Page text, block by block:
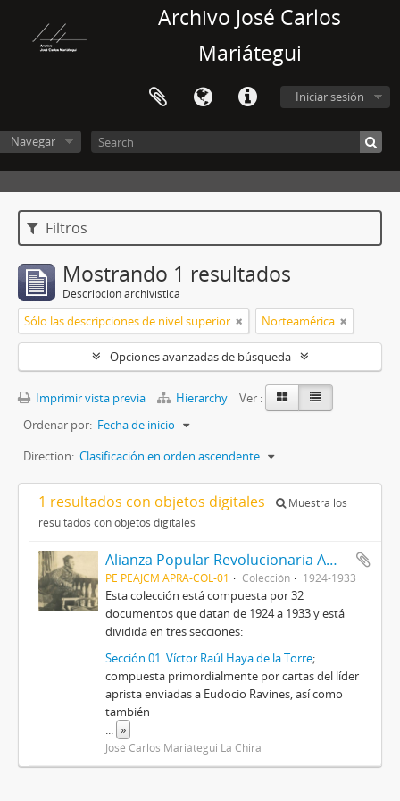
Archivo José Carlos
Mariátegui
Iniciar sesión
Navegar
Filtros
Mostrando 1 resultados
Descripción archivística
Sólo las descripciones de nivel superior Norteamérica
Opciones avanzadas de búsqueda
Imprimir vista previa Hierarchy
Ver :
Ordenar por: Fecha de inicio
Direction: Clasificación en orden ascendente
1 resultados con objetos digitales
Muestra los
resultados con objetos digitales
Alianza Popular Revolucionaria Americana-APRA (Colección)
PE PEAJCM APRA-COL-01 Colección 1924-1933
Esta colección está compuesta por 32
documentos que datan de 1924 a 1933 y está
dividida en tres secciones:
Sección 01. Víctor Raúl Haya de la Torre;
compuesta primordialmente por cartas del líder
aprista enviadas a Eudocio Ravines, así como
también
... »
José Carlos Mariátegui La Chira